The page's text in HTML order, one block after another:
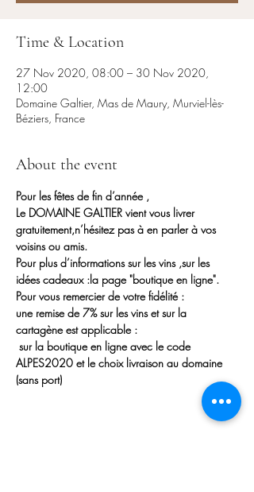
Time & Location
27 Nov 2020, 08:00 – 30 Nov 2020,
12:00
Domaine Galtier, Mas de Maury, Murviel-lès-
Béziers, France
About the event
Pour les fêtes de fin d’année ,
Le DOMAINE GALTIER vient vous livrer
gratuitement,n’hésitez pas à en parler à vos
voisins ou amis.
Pour plus d’informations sur les vins ,sur les
idées cadeaux :la page "boutique en ligne".
Pour vous remercier de votre fidélité :
une remise de 7% sur les vins et sur la
cartagène est applicable :
sur la boutique en ligne avec le code
ALPES2020 et le choix livraison au domaine
(sans port)